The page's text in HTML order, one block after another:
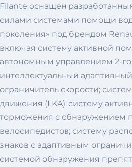
Filante оснащен
силами системами помощи
поколения» под брендом
включая систему активной
автономным управлением 2-го
интеллектуальный
ограничитель скорости;
движения (LKA); систему
торможения с обнаружением
велосипедистов; систему
знаков с адаптивным
системой обнаружения